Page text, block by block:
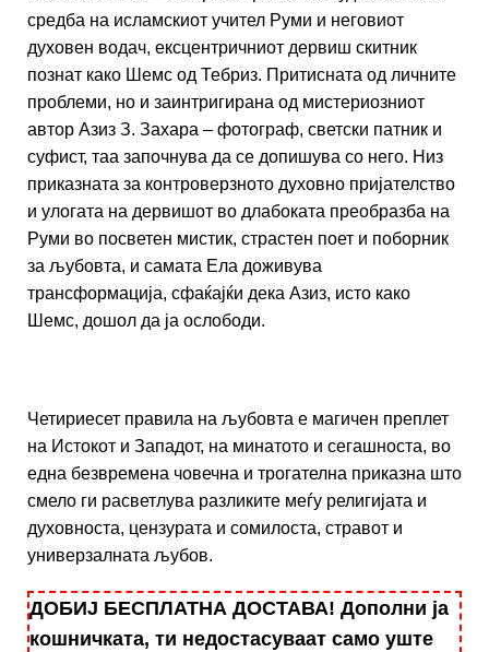
средба на исламскиот учител Руми и неговиот
духовен водач, ексцентричниот дервиш скитник
познат како Шемс од Тебриз. Притисната од личните
проблеми, но и заинтригирана од мистериозниот
автор Азиз З. Захара – фотограф, светски патник и
суфист, таа започнува да се допишува со него. Низ
приказната за контроверзното духовно пријателство
и улогата на дервишот во длабоката преобразба на
Руми во посветен мистик, страстен поет и поборник
за љубовта, и самата Ела доживува
трансформација, сфаќајќи дека Азиз, исто како
Шемс, дошол да ја ослободи.
Четириесет правила на љубовта е магичен преплет
на Истокот и Западот, на минатото и сегашноста, во
една безвремена човечна и трогателна приказна што
смело ги расветлува разликите меѓу религијата и
духовноста, цензурата и сомилоста, стравот и
универзалната љубов.
ДОБИЈ БЕСПЛАТНА ДОСТАВА! Дополни ја
кошничката, ти недостасуваат само уште